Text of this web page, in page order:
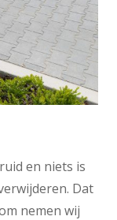
en niets is
Dat
nemen wij